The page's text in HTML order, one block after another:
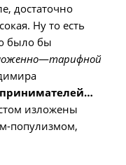
достаточно
Ну то есть
было бы
—тарифной
изложены
популизмом,